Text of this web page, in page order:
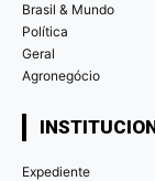
Brasil & Mundo
Política
Geral
Agronegócio
Expediente